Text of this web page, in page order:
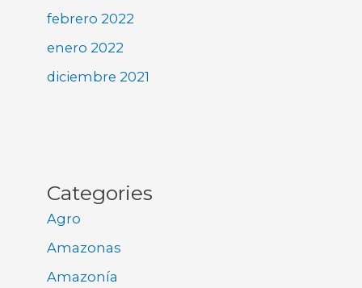
febrero 2022
enero 2022
diciembre 2021
Categories
Agro
Amazonas
Amazonía